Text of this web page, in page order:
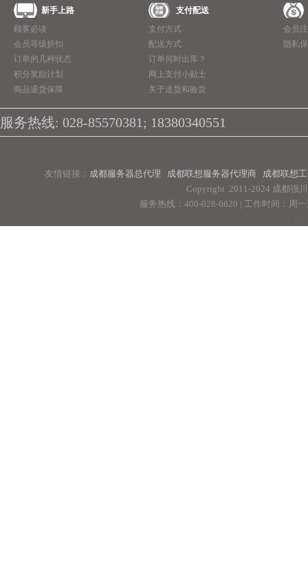
新手上路
顾客必读
会员等级折扣
订单的几种状态
积分奖励计划
商品退货保障
支付配送
支付方式
配送方式
订单何时出库？
网上支付小贴士
关于送货和验货
会员
隐私
服务热线: 028-85570381; 18380340551
友情链接： 成都服务器总代理 成都联想服务器代理商
成都联想
Copyright 2011-2024 成都强
服务热线：400-028-6620 | 工作时间：周